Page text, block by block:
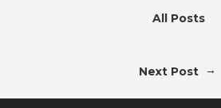
All Posts
Next Post →